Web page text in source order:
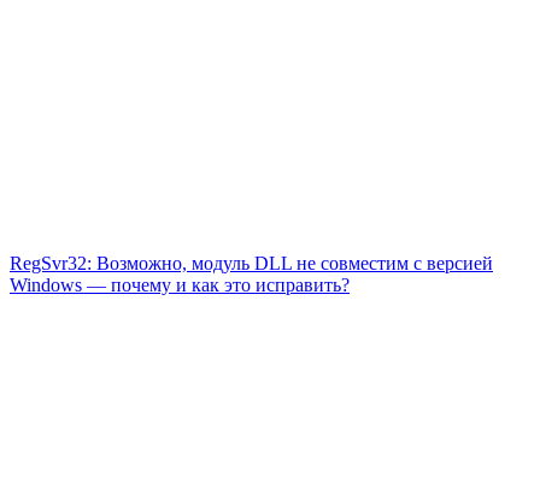
RegSvr32: Возможно, модуль DLL не совместим с версией
Windows — почему и как это исправить?